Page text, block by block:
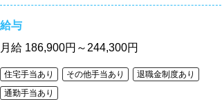
給与
月給 186,900円～244,300円
住宅手当あり その他手当あり
退職金制度あり
通勤手当あり